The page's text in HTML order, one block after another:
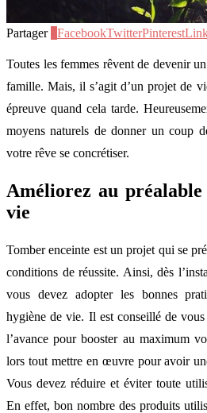
Partager FacebookTwitterPinterest
Toutes les femmes rêvent de devenir
famille. Mais, il s’agit d’un projet de
épreuve quand cela tarde.
moyens naturels de donner un coup
votre rêve se concrétiser.
Améliorez au
vie
Tomber enceinte est un projet qui se
conditions de réussite. Ainsi, dès
vous devez adopter les bonnes
hygiène de vie. Il est conseillé de
l’avance pour booster au maximum
lors tout mettre en œuvre pour avoir
Vous devez réduire et éviter toute
En effet, bon nombre des produits